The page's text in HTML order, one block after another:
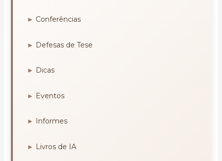
Conferências
Defesas de Tese
Dicas
Eventos
Informes
Livros de IA